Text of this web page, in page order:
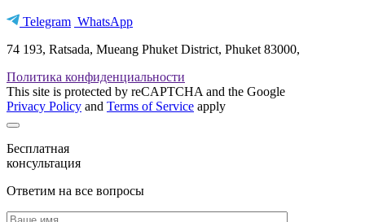
Telegram WhatsApp
74 193, Ratsada, Mueang Phuket District, Phuket 83000,
Политика конфиденциальности
This site is protected by reCAPTCHA and the Google
Privacy Policy and Terms of Service apply
Бесплатная
консультация
Ответим на все вопросы